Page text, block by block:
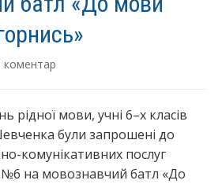
рідної мови, учні 6–х класів
були запрошені до
комунікативних послуг
№6 на мовознавчий батл «До